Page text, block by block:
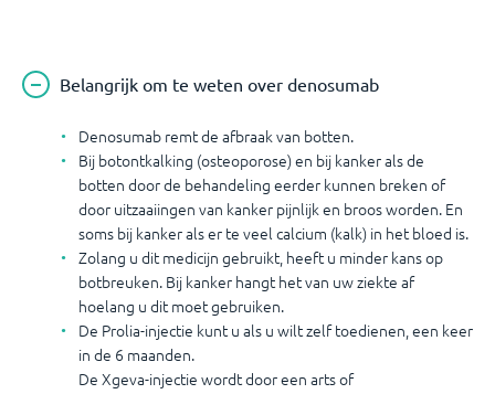
Belangrijk om te weten over denosumab
Denosumab remt de afbraak van botten.
Bij botontkalking (osteoporose) en bij kanker als de
botten door de behandeling eerder kunnen breken of
door uitzaaiingen van kanker pijnlijk en broos worden. En
soms bij kanker als er te veel calcium (kalk) in het bloed is.
Zolang u dit medicijn gebruikt, heeft u minder kans op
botbreuken. Bij kanker hangt het van uw ziekte af
hoelang u dit moet gebruiken.
De Prolia-injectie kunt u als u wilt zelf toedienen, een keer
in de 6 maanden.
De Xgeva-injectie wordt door een arts of